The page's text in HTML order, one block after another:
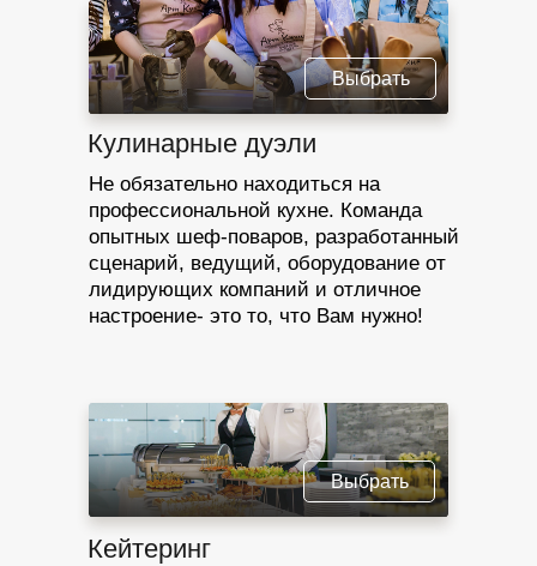
Кулинарные дуэли
Не обязательно находиться на
профессиональной кухне. Команда
опытных шеф-поваров, разработанный
сценарий, ведущий, оборудование от
лидирующих компаний и отличное
настроение- это то, что Вам нужно!
Кейтеринг
Выбрать
Выбрать